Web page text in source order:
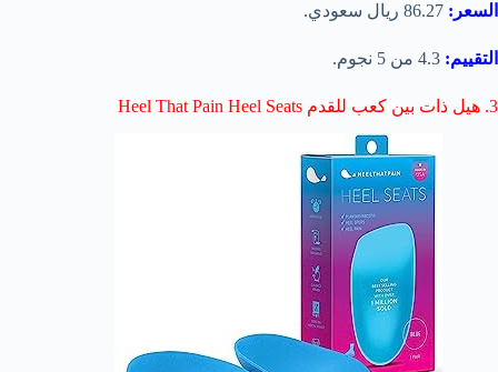
السعر:
التقييم: 4.3 من 5 نجوم.
3. هيل ذات بين كعب للقدم Heel That Pain Heel Seats